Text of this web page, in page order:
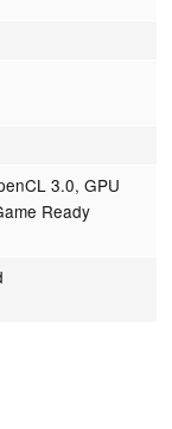
3.0, GPU
Ready